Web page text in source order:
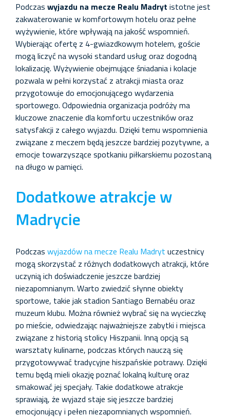
Podczas wyjazdu na mecze Realu Madryt istotne jest
zakwaterowanie w komfortowym hotelu oraz pełne
wyżywienie, które wpływają na jakość wspomnień.
Wybierając ofertę z 4-gwiazdkowym hotelem, goście
mogą liczyć na wysoki standard usług oraz dogodną
lokalizację. Wyżywienie obejmujące śniadania i kolacje
pozwala w pełni korzystać z atrakcji miasta oraz
przygotowuje do emocjonującego wydarzenia
sportowego. Odpowiednia organizacja podróży ma
kluczowe znaczenie dla komfortu uczestników oraz
satysfakcji z całego wyjazdu. Dzięki temu wspomnienia
związane z meczem będą jeszcze bardziej pozytywne, a
emocje towarzyszące spotkaniu piłkarskiemu pozostaną
na długo w pamięci.
Dodatkowe atrakcje w
Madrycie
Podczas wyjazdów na mecze Realu Madryt uczestnicy
mogą skorzystać z różnych dodatkowych atrakcji, które
uczynią ich doświadczenie jeszcze bardziej
niezapomnianym. Warto zwiedzić słynne obiekty
sportowe, takie jak stadion Santiago Bernabéu oraz
muzeum klubu. Można również wybrać się na wycieczkę
po mieście, odwiedzając najważniejsze zabytki i miejsca
związane z historią stolicy Hiszpanii. Inną opcją są
warsztaty kulinarne, podczas których nauczą się
przygotowywać tradycyjne hiszpańskie potrawy. Dzięki
temu będą mieli okazję poznać lokalną kulturę oraz
smakować jej specjały. Takie dodatkowe atrakcje
sprawiają, że wyjazd staje się jeszcze bardziej
emocjonujący i pełen niezapomnianych wspomnień.